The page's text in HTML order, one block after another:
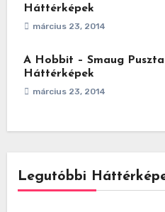
Háttérképek
március 23, 2014
A Hobbit – Smaug
Háttérképek
március 23, 2014
Legutóbbi